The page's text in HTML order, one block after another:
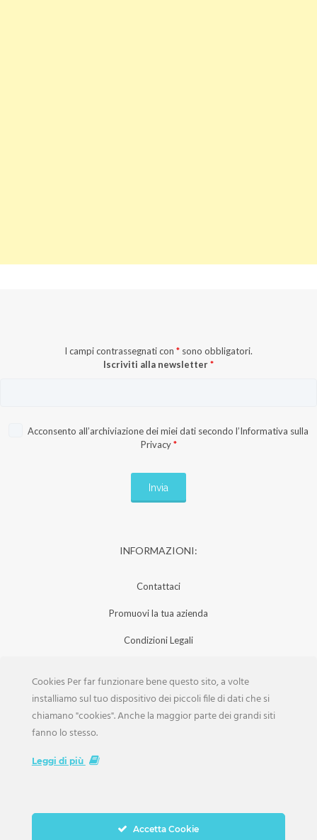
I campi contrassegnati con * sono obbligatori.
Iscriviti alla newsletter*
Acconsento all’archiviazione dei miei dati secondo l’Informativa sulla
Privacy *
INFORMAZIONI:
Contattaci
Promuovi la tua azienda
Condizioni Legali
Iscrizione Aziende
Scarica la Rivista
Cookies Per far funzionare bene questo sito, a volte
installiamo sul tuo dispositivo dei piccoli file di dati che si
chiamano "cookies". Anche la maggior parte dei grandi siti
fanno lo stesso.
Leggi di più
Accetta Cookie